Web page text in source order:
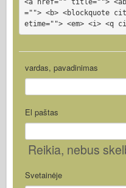
<a href="" title="">
=""> <b> <blockquote
etime=""> <em> <i> <q
vardas, pavadinimas
El paštas
Reikia, nebus
Svetainėje